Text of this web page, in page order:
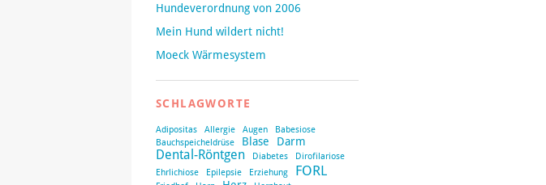
Hundeverordnung von 2006
Mein Hund wildert nicht!
Moeck Wärmesystem
SCHLAGWORTE
Adipositas Allergie Augen
Babesiose
Bauchspeicheldrüse
Blase Darm
Dental-Röntgen Diabetes
Dirofilariose
Ehrlichiose
Epilepsie Erziehung FORL